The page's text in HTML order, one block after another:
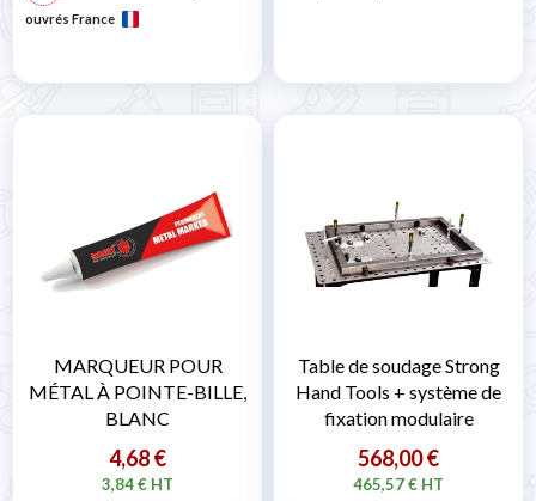
ouvrés France
MARQUEUR POUR
MÉTAL À POINTE-BILLE,
BLANC
4,68 €
3,84 € HT
Table de soudage Strong
Hand Tools + système de
fixation modulaire
568,00 €
465,57 € HT